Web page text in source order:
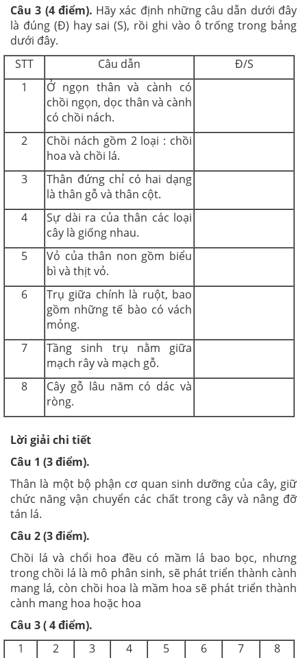
Câu 3 (4 điểm). Hãy xác định những câu dẫn dưới đây
là đúng (Đ) hay sai (S), rồi ghi vào ô trống trong bảng
dưới đây.
STT
Câu dẫn
Đ/S
1
Ở ngọn thân và cành có
chồi ngọn, dọc thân và cành
có chồi nách.
2
Chồi nách gồm 2 loại : chồi
hoa và chồi lá.
3
Thân đứng chỉ có hai dạng
là thân gỗ và thân cột.
4
Sự dài ra của thân các loại
cây là giống nhau.
5
Vỏ của thân non gồm biểu
bì và thịt vỏ.
6
Trụ giữa chính là ruột, bao
gồm những tế bào có vách
mỏng.
7
Tầng sinh trụ nằm giữa
mạch rây và mạch gỗ.
8
Cây gỗ lâu năm có dác và
ròng.
Lời giải chi tiết
Câu 1 (3 điểm).
Thân là một bộ phận cơ quan sinh dưỡng của cây, giữ
chức năng vận chuyển các chất trong cây và nâng đỡ
tán lá.
Câu 2 (3 điểm).
Chồi lá và chổi hoa đều có mầm lá bao bọc, nhưng
trong chồi lá là mô phân sinh, sẽ phát triển thành cành
mang lá, còn chồi hoa là mầm hoa sẽ phát triển thành
cành mang hoa hoặc hoa
Câu 3 ( 4 điểm).
1
2 3 4 5 6 7
8